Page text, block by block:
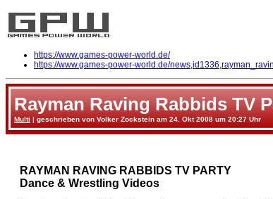
https://www.games-power-world.de/
https://www.games-power-world.de/
Rayman Raving Rabbids TV
Multi | geschrieben von Volker Zockstein am 24. Okt 2008 um 20:27 Uhr
RAYMAN RAVING RABBIDS TV PARTY
Dance & Wrestling Videos